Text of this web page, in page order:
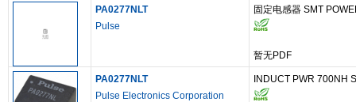
PA0277NLT
Pulse
固定电感器 SMT
暂无PDF
PA0277NLT
Pulse Electronics Corporation
INDUCT PWR 700NH